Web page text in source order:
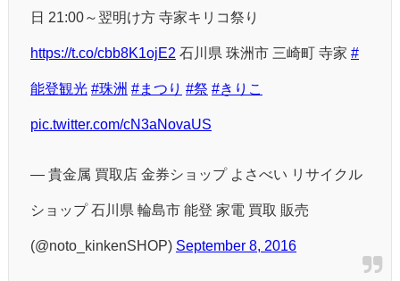
日 21:00～翌明け方 寺家キリコ祭り
https://t.co/cbb8K1ojE2 石川県 珠洲市 三崎町 寺家 #
能登観光 #珠洲 #まつり #祭 #きりこ
pic.twitter.com/cN3aNovaUS
— 貴金属 買取店 金券ショップ よさべい リサイクル
ショップ 石川県 輪島市 能登 家電 買取 販売
(@noto_kinkenSHOP) September 8, 2016